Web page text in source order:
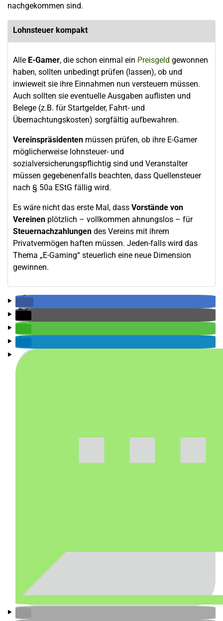
nachgekommen sind.
Lohnsteuer kompakt
Alle E-Gamer, die schon einmal ein Preisgeld gewonnen
haben, sollten unbedingt prüfen (lassen), ob und
inwieweit sie ihre Einnahmen nun versteuern müssen.
Auch sollten sie eventuelle Ausgaben auflisten und
Belege (z.B. für Startgelder, Fahrt- und
Übernachtungskosten) sorgfältig aufbewahren.
Vereinspräsidenten müssen prüfen, ob ihre E-Gamer
möglicherweise lohnsteuer- und
sozialversicherungspflichtig sind und Veranstalter
müssen gegebenenfalls beachten, dass Quellensteuer
nach § 50a EStG fällig wird.
Es wäre nicht das erste Mal, dass Vorstände von
Vereinen plötzlich – vollkommen ahnungslos – für
Steuernachzahlungen des Vereins mit ihrem
Privatvermögen haften müssen. Jeden-falls wird das
Thema „E-Gaming“ steuerlich eine neue Dimension
gewinnen.